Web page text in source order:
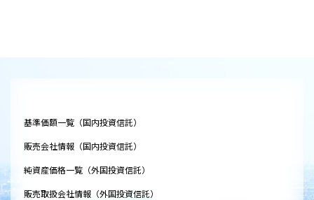
基準価額一覧（国内投資信託）
販売会社情報（国内投資信託）
純資産価格一覧（外国投資信託）
販売取扱会社情報（外国投資信託）